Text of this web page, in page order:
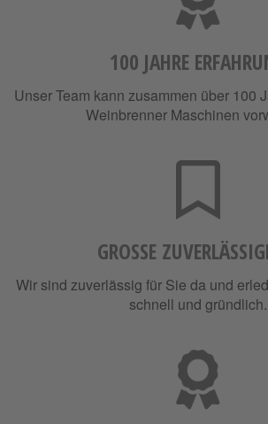
100 JAHRE
Unser Team kann zusammen über 100
Weinbrenner Maschinen
GROSSE
Wir sind zuverlässig für Sie da und
schnell und gründlich.